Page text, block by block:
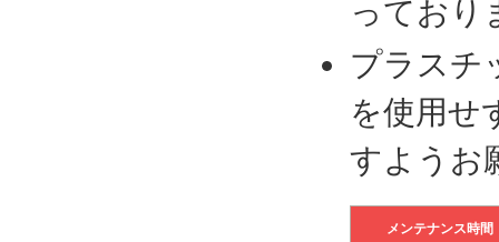
っており
プラスチ
を使用せ
すようお
メンテナンス時間